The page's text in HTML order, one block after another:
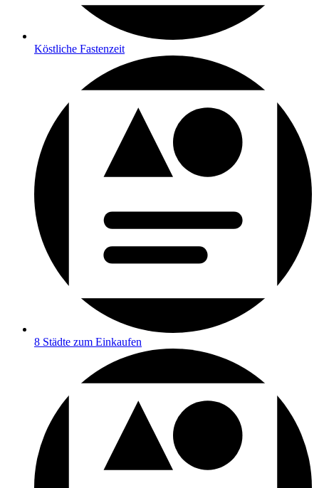
Köstliche Fastenzeit
8 Städte zum Einkaufen